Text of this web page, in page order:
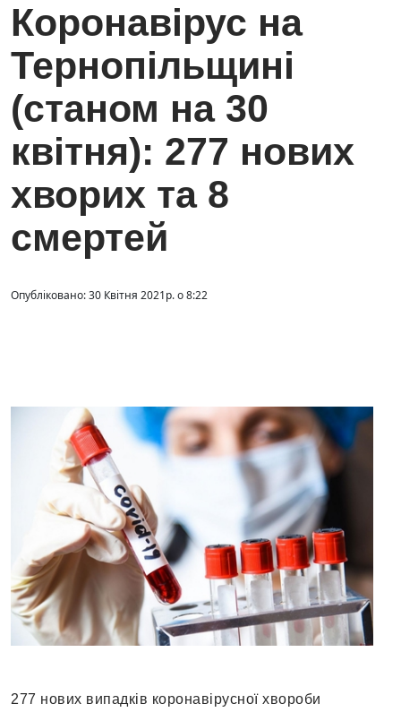
Коронавірус на
Тернопільщині
(станом на 30
квітня): 277 нових
хворих та 8
смертей
Опубліковано: 30 Квітня 2021р. о 8:22
277 нових випадків коронавірусної хвороби